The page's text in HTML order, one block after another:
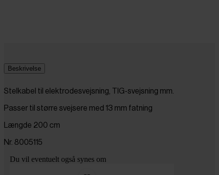
Beskrivelse
Stelkabel til elektrodesvejsning, TIG-svejsning mm.
Passer til større svejsere med 13 mm fatning
Længde 200 cm
Nr. 8005115
Du vil eventuelt også synes om